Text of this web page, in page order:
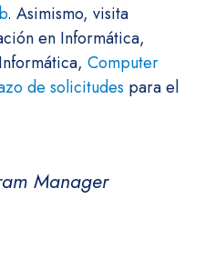
. Asimismo, visita
en Informática,
Computer
de solicitudes para el
Manager